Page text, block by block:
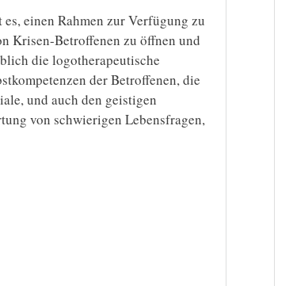
einen Rahmen zur Verfügung zu
Krisen-Betroffenen zu öffnen und
die logotherapeutische
der Betroffenen, die
und auch den geistigen
von schwierigen Lebensfragen,